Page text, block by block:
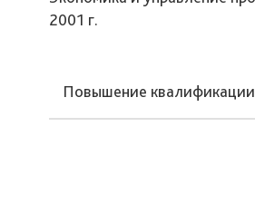
2001 г.
Повышение квалификации